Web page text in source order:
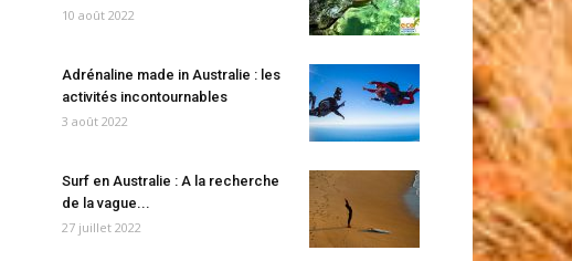
10 août 2022
Adrénaline made in Australie : les
activités incontournables
3 août 2022
Surf en Australie : A la recherche
de la vague...
27 juillet 2022